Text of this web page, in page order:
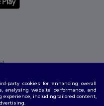
party cookies for enhancing overall
analysing website performance, and
including tailored content,